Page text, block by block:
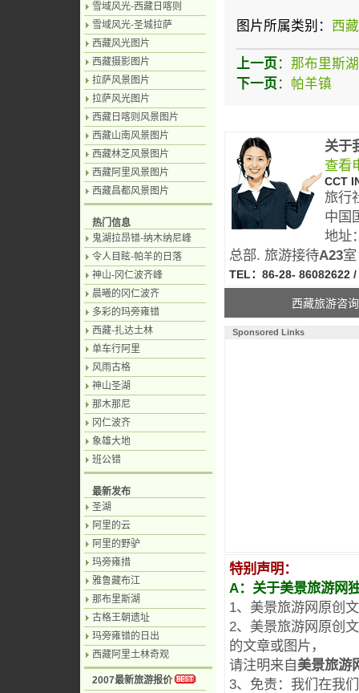
图片所属类别： 西
上一页 ： 那布里斯湖
下一页 ： 帕羊镇
关于
查看
CCT
旅行
中国
地址
总部. 旅游接待A23室
TEL：86-28- 86082622
西藏旅游咨
Sponsored Links
特别声明：
A：关于美景旅游网
1、美景旅游网原创
2、美景旅游网原创
的文章或图片，
请注明来自美景旅游
3、免责：我们在我
雪域风光-西藏日喀则
雪域风光-圣城拉萨
西藏风光图片
西藏摄影图片
拉萨风景图片
拉萨风光图片
西藏日喀则风景图片
西藏山南风景图片
西藏林芝风景图片
西藏阿里风景图片
西藏昌都风景图片
热门信息
鬼湖拉昂错-纳木纳尼峰
令人目眩-帕羊的日落
神山-冈仁波齐峰
晨曦的冈仁波齐
多彩的玛旁雍错
西藏-扎达土林
单车行阿里
风雨古格
神山圣湖
那木那尼
冈仁波齐
象雄大地
班公错
最新发布
圣湖
阿里的云
阿里的野驴
玛旁雍措
雅鲁藏布江
那布里斯湖
古格王朝遗址
玛旁雍错的日出
西藏阿里土林奇观
2007最新旅游报价